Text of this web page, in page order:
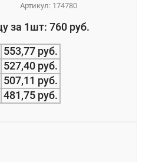
Артикул: 174780
за 1шт: 760 руб.
553,77 руб.
527,40 руб.
507,11 руб.
481,75 руб.